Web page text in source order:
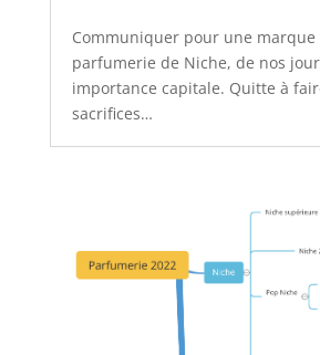
Communiquer pour une marque
parfumerie de Niche, de nos
importance capitale. Quitte à
sacrifices…